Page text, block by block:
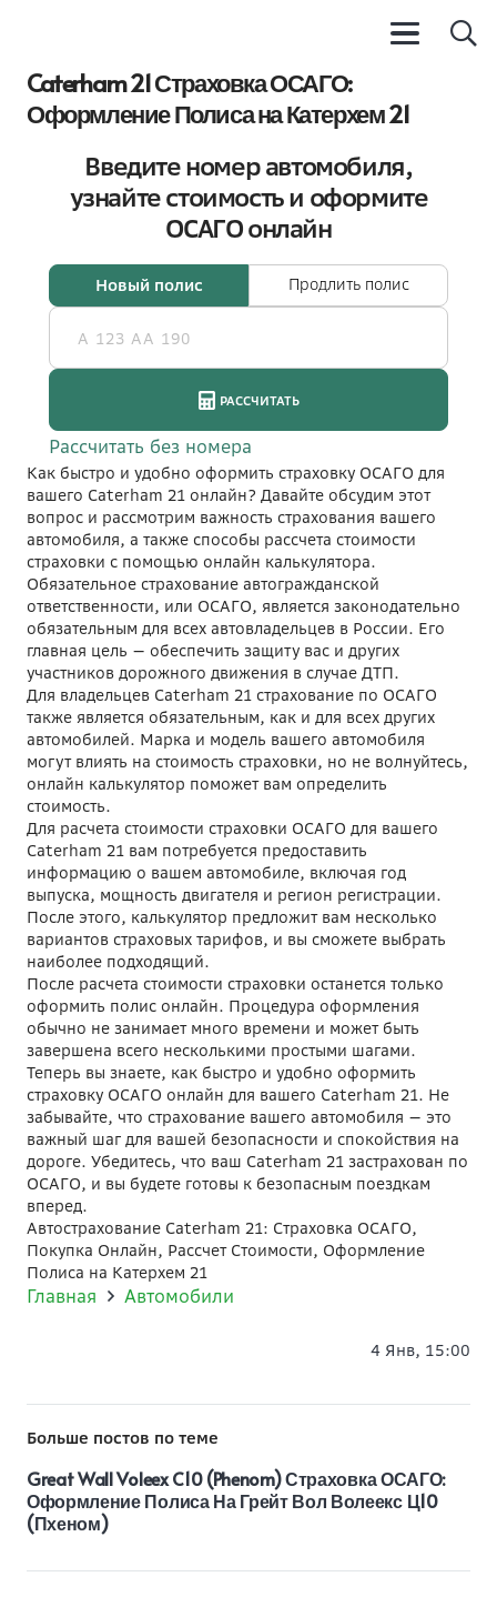
Caterham 21 Страховка ОСАГО:
Оформление Полиса на Катерхем 21
Как быстро и удобно оформить страховку ОСАГО для
вашего Caterham 21 онлайн? Давайте обсудим этот
вопрос и рассмотрим важность страхования вашего
автомобиля, а также способы рассчета стоимости
страховки с помощью онлайн калькулятора.
Обязательное страхование автогражданской
ответственности, или ОСАГО, является законодательно
обязательным для всех автовладельцев в России. Его
главная цель — обеспечить защиту вас и других
участников дорожного движения в случае ДТП.
Для владельцев Caterham 21 страхование по ОСАГО
также является обязательным, как и для всех других
автомобилей. Марка и модель вашего автомобиля
могут влиять на стоимость страховки, но не волнуйтесь,
онлайн калькулятор поможет вам определить
стоимость.
Для расчета стоимости страховки ОСАГО для вашего
Caterham 21 вам потребуется предоставить
информацию о вашем автомобиле, включая год
выпуска, мощность двигателя и регион регистрации.
После этого, калькулятор предложит вам несколько
вариантов страховых тарифов, и вы сможете выбрать
наиболее подходящий.
После расчета стоимости страховки останется только
оформить полис онлайн. Процедура оформления
обычно не занимает много времени и может быть
завершена всего несколькими простыми шагами.
Теперь вы знаете, как быстро и удобно оформить
страховку ОСАГО онлайн для вашего Caterham 21. Не
забывайте, что страхование вашего автомобиля — это
важный шаг для вашей безопасности и спокойствия на
дороге. Убедитесь, что ваш Caterham 21 застрахован по
ОСАГО, и вы будете готовы к безопасным поездкам
вперед.
Автострахование Caterham 21: Страховка ОСАГО,
Покупка Онлайн, Рассчет Стоимости, Оформление
Полиса на Катерхем 21
Главная Автомобили
4 Янв, 15:00
Больше постов по теме
Great Wall Voleex C10 (Phenom) Страховка ОСАГО:
Оформление Полиса На Грейт Вол Волеекс Ц10
(пхеном)